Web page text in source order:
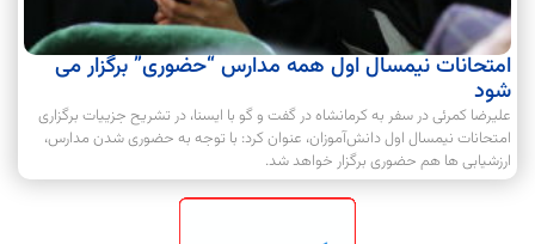
امتحانات نیمسال اول همه مدارس “حضوری” برگزار می
شود
علیرضا کمرئی در سفر به کرمانشاه در گفت و گو با ایسنا، در تشریح جزییات برگزاری
امتحانات نیمسال اول دانش‌آموزان، عنوان کرد: با توجه به حضوری شدن مدارس،
ارزشیابی ها هم حضوری برگزار خواهد شد.